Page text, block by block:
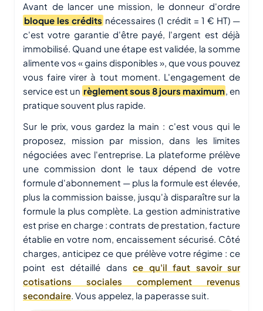
Avant de lancer une mission, le donneur d'ordre
bloque les crédits nécessaires (1 crédit = 1 € HT) —
c'est votre garantie d'être payé, l'argent est déjà
immobilisé. Quand une étape est validée, la somme
alimente vos « gains disponibles », que vous pouvez
vous faire virer à tout moment. L'engagement de
service est un règlement sous 8 jours maximum, en
pratique souvent plus rapide.
Sur le prix, vous gardez la main : c'est vous qui le
proposez, mission par mission, dans les limites
négociées avec l'entreprise. La plateforme prélève
une commission dont le taux dépend de votre
formule d'abonnement — plus la formule est élevée,
plus la commission baisse, jusqu'à disparaître sur la
formule la plus complète. La gestion administrative
est prise en charge : contrats de prestation, facture
établie en votre nom, encaissement sécurisé. Côté
charges, anticipez ce que prélève votre régime : ce
point est détaillé dans ce qu'il faut savoir sur
cotisations sociales complement revenus
secondaire. Vous appelez, la paperasse suit.